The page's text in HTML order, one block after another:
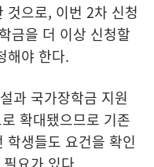
것으로, 이번 2차 신청
금을 더 이상 신청할
해야 한다.
과 국가장학금 지원
확대됐으므로 기존
학생들도 요건을 확인